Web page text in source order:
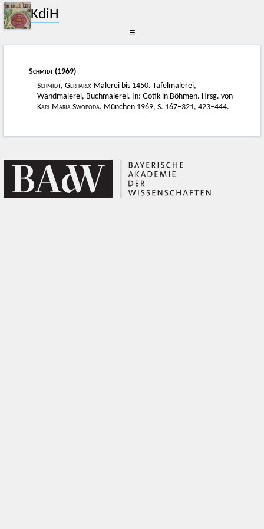
KdiH
☰
Schmidt (1969)
Schmidt, Gerhard: Malerei bis 1450. Tafelmalerei,
Wandmalerei, Buchmalerei. In: Gotik in Böhmen. Hrsg. von
Karl Maria Swoboda. München 1969, S. 167–321, 423–444.